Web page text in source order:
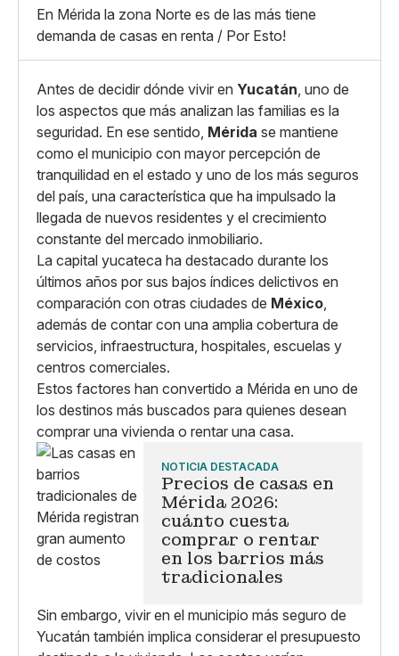
X
Whatsapp
Copiar enlace
Grande
En Mérida la zona Norte es de las más tiene
demanda de casas en renta / Por Esto!
Antes de decidir dónde vivir en Yucatán, uno de
los aspectos que más analizan las familias es la
seguridad. En ese sentido, Mérida se mantiene
como el municipio con mayor percepción de
tranquilidad en el estado y uno de los más seguros
del país, una característica que ha impulsado la
llegada de nuevos residentes y el crecimiento
constante del mercado inmobiliario.
La capital yucateca ha destacado durante los
últimos años por sus bajos índices delictivos en
comparación con otras ciudades de México,
además de contar con una amplia cobertura de
servicios, infraestructura, hospitales, escuelas y
centros comerciales.
Estos factores han convertido a Mérida en uno de
los destinos más buscados para quienes desean
comprar una vivienda o rentar una casa.
NOTICIA DESTACADA
Precios de casas en
Mérida 2026:
cuánto cuesta
comprar o rentar
en los barrios más
tradicionales
Sin embargo, vivir en el municipio más seguro de
Yucatán también implica considerar el presupuesto